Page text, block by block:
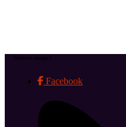
Suivez-nous !
Facebook